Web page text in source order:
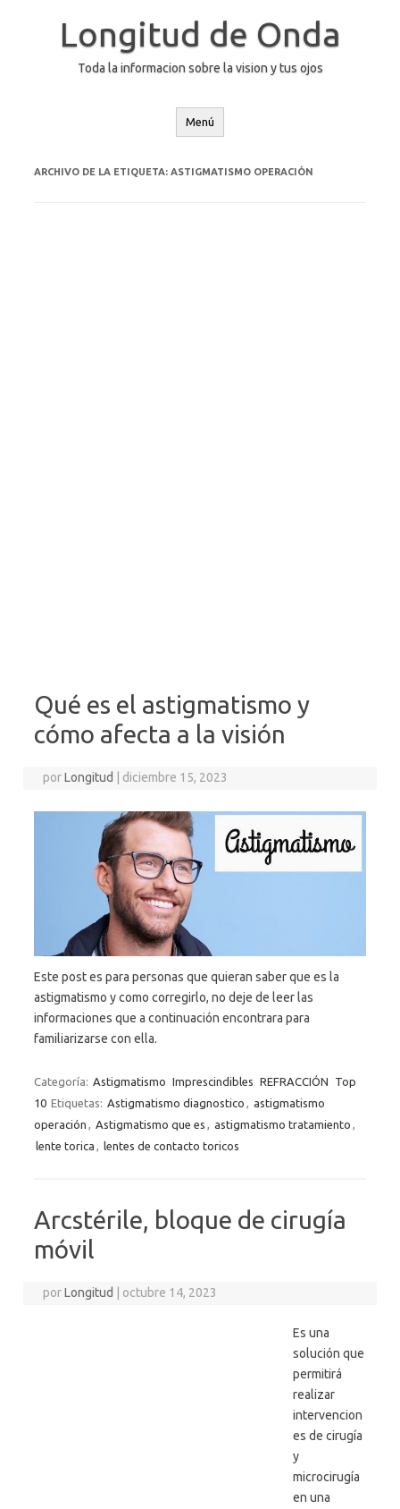
Longitud de Onda
Toda la informacion sobre la vision y tus ojos
Menú
ARCHIVO DE LA ETIQUETA: ASTIGMATISMO OPERACIÓN
Qué es el astigmatismo y
cómo afecta a la visión
porLongitud diciembre 15, 2023
Este post es para personas que quieran saber que es la
astigmatismo y como corregirlo, no deje de leer las
informaciones que a continuación encontrara para
familiarizarse con ella.
Categoría: Astigmatismo Imprescindibles REFRACCIÓN
Top
10 Etiquetas: Astigmatismo diagnostico , astigmatismo
operación , Astigmatismo que es , astigmatismo tratamiento ,
lente torica , lentes de contacto toricos
Arcstérile, bloque de cirugía
móvil
porLongitud octubre 14, 2023
Es una
solución que
permitirá
realizar
intervencion
es de cirugía
y
microcirugía
en una